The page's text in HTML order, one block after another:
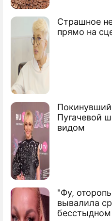
Страшное
прямо на
Пугачевой
видом
"Фу,
вывалила
Грузия готовит